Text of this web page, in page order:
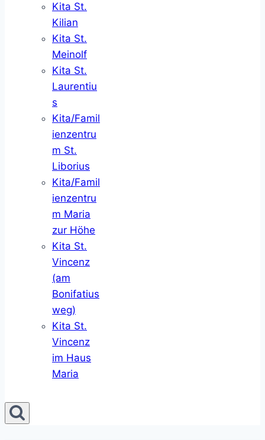
Kita St.
Kilian
Kita St.
Meinolf
Kita St.
Laurentiu
s
Kita/Famil
ienzentru
m St.
Liborius
Kita/Famil
ienzentru
m Maria
zur Höhe
Kita St.
Vincenz
(am
Bonifatius
weg)
Kita St.
Vincenz
im Haus
Maria